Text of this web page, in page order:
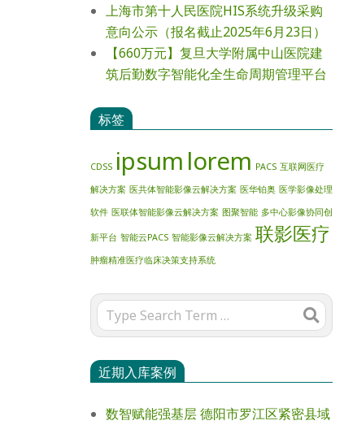
上海市第十人民医院HIS系统升级采购
意向公示（报名截止2025年6月23日）
【660万元】复旦大学附属中山医院建
筑后勤数字智能化全生命周期管理平台
标签
CDSS ipsum lorem PACS 互联网医疗
解决方案 医共体智能影像云解决方案 医华铂奥 医学影像处理
软件 医联体智能影像云解决方案 图聚智能 多中心影像协同创
新平台 智能云PACS 智能影像云解决方案 联影医疗
肿瘤精准医疗临床决策支持系统
Search
近期入库案例
数智赋能强基层 德阳市罗江区紧密县域